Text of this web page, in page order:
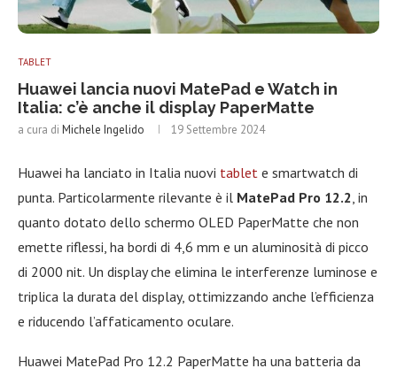
TABLET
Huawei lancia nuovi MatePad e Watch in
Italia: c’è anche il display PaperMatte
a cura di Michele Ingelido 19 Settembre 2024
Huawei ha lanciato in Italia nuovi tablet e smartwatch di
punta. Particolarmente rilevante è il MatePad Pro 12.2, in
quanto dotato dello schermo OLED PaperMatte che non
emette riflessi, ha bordi di 4,6 mm e un aluminosità di picco
di 2000 nit. Un display che elimina le interferenze luminose e
triplica la durata del display, ottimizzando anche l’efficienza
e riducendo l’affaticamento oculare.
Huawei MatePad Pro 12.2 PaperMatte ha una batteria da